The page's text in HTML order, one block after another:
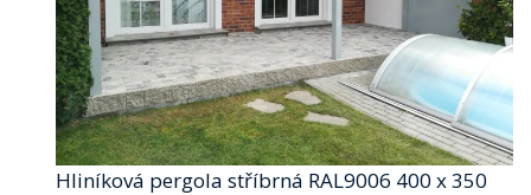
Hliníková pergola stříbrná RAL9006 400 x 350